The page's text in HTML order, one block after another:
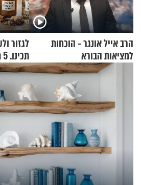
הרב אייל אונגר - הוכחות
למציאות הבורא
לגזור